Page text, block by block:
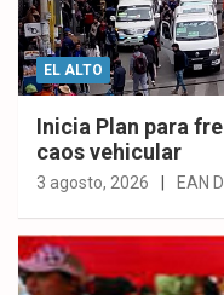
EL ALTO
Inicia Plan para
caos vehicular
3 agosto, 2026 EAN